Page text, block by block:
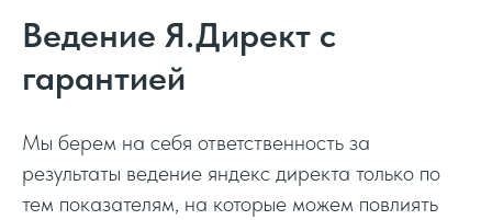
Контроль баланса
Планирование бюджета
Ведение Я.Директ с
гарантией
Мы берем на себя ответственность за
результаты ведение яндекс директа только по
тем показателям, на которые можем повлиять